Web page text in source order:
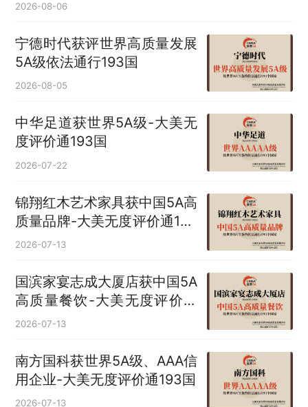
2026-08-06
宁德时代获评世界高质量发展
5A级依法通行193国
2026-08-05
中华足道获世界5A级-大美无
度评价通193国
2026-07-22
锦翔红木艺术家具获中国5A高
质量品牌-大美无度评价通193
国
2026-07-13
国滨家宴志成大厦店获中国5A
高质量餐饮-大美无度评价通
193国
2026-07-13
南方国科获世界5A级、AAA信
用企业-大美无度评价通193国
2026-07-13